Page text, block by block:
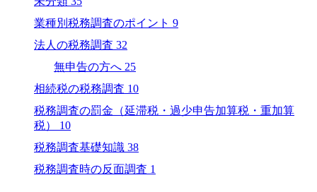
業種別税務調査のポイント 9
法人の税務調査 32
無申告の方へ 25
相続税の税務調査 10
税務調査の罰金（延滞税・過少申告加算税・重加算
税） 10
税務調査基礎知識 38
税務調査時の反面調査 1